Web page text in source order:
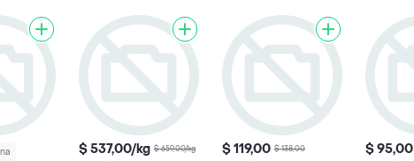
$ 537,00/kg $ 659,00/kg $ 119,00 $ 138,00 $ 95,00